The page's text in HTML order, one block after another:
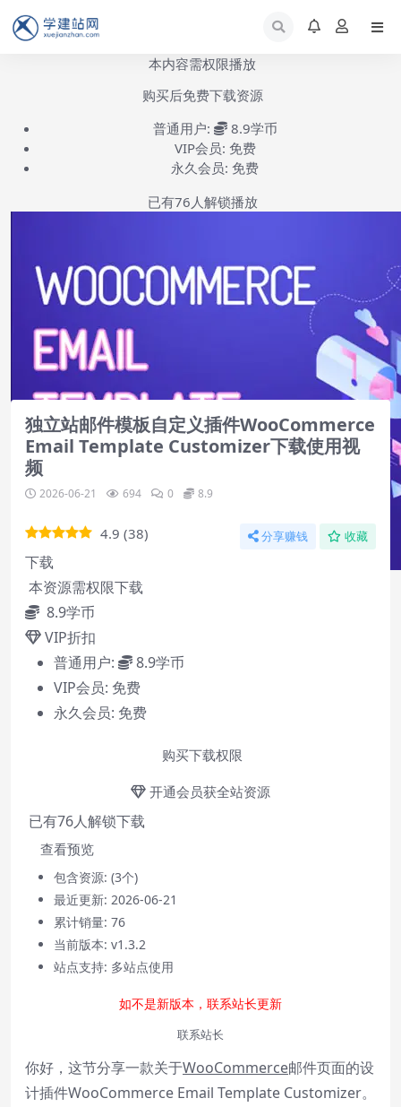
本内容需权限播放
购买后免费下载资源
普通用户:
8.9学币
VIP会员: 免费
永久会员: 免费
已有76 人解锁播放
Video Player is loading.
Play
Mute
Current Time
Duration
Loaded: 0%
Stream Type
Seek to live, currently behind live
Remaining Time
1x
Playback Rate
Chapters
Chapters
WooCommerce Email Template Customizer安装使用-第1集
独立站邮件模板自定义插件WooCommerce
Email Template Customizer下载使用视
频
2026-06-21 694 0 8.9
4.9 (38) 分享赚钱 收藏
下载
本资源需权限下载
8.9学币
VIP折扣
普通用户:
8.9学币
VIP会员: 免费
永久会员: 免费
购买下载权限
开通会员获全站资源
已有76人解锁下载
查看预览
包含资源: (3个)
最近更新: 2026-06-21
累计销量: 76
当前版本: v1.3.2
站点支持: 多站点使用
如不是新版本，联系站长更新
联系站长
你好，这节分享一款关于WooCommerce邮件页面的设
计插件WooCommerce Email Template Customizer。